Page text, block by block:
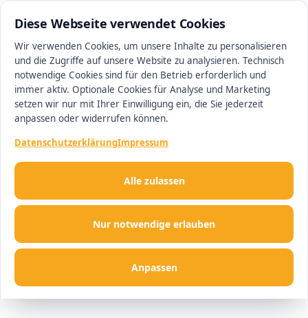
Diese Webseite verwendet Cookies
Wir verwenden Cookies, um unsere Inhalte zu personalisieren
und die Zugriffe auf unsere Website zu analysieren. Technisch
notwendige Cookies sind für den Betrieb erforderlich und
immer aktiv. Optionale Cookies für Analyse und Marketing
setzen wir nur mit Ihrer Einwilligung ein, die Sie jederzeit
anpassen oder widerrufen können.
DatenschutzerklärungImpressum
Nur notwendige erlauben
Anpassen
Alle zulassen